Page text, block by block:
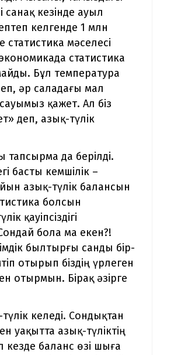
кезінде ауыл
келгенде 1 млн
мәселесі
статистика
Бұл температура
әр саладағы мал
қажет. Ал біз
деп, азық-түлік
да берілді.
басты кемшілік –
азық-түлік балансын
болсын
қауіпсіздігі
бола ма екен?!
былтырғы санды бір-
отырып біздің үрлеген
отырмын. Бірақ әзірге
келеді. Сондықтан
уақытта азық-түліктің
кезде баланс өзі шыға